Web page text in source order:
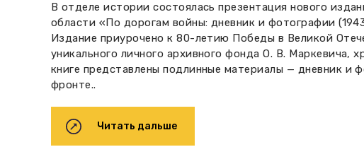
В отделе истории состоялась презентация нового
области «По дорогам войны: дневник и фотографии
Издание приурочено к 80-летию Победы в Великой
уникального личного архивного фонда О. В. Маркевича,
книге представлены подлинные материалы — дневник и
фронте..
Читать дальше